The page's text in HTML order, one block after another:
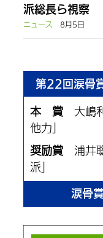
派総長ら視察
ニュース
8月5日
第22回涙骨
本 賞
大嶋
他力」
奨励賞
浦井
派」
涙骨